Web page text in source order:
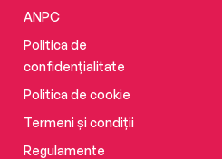
ANPC
Politica de
confidențialitate
Politica de cookie
Termeni și condiții
Regulamente